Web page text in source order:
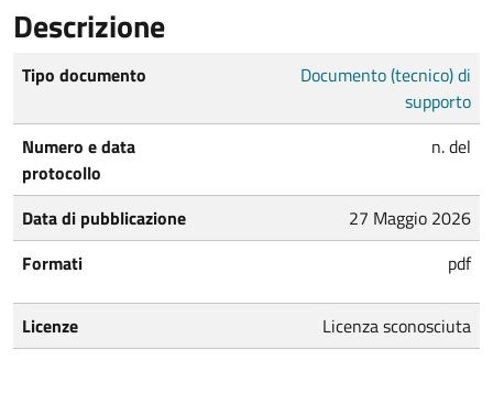
Descrizione
Tipo documento
Documento (tecnico) di
supporto
Numero e data
protocollo
n. del
Data di pubblicazione
27 Maggio 2026
Formati
pdf
Licenze Licenza sconosciuta